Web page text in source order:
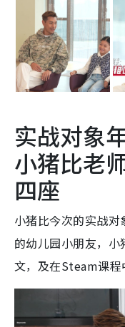
实战对象
小猪比老
四座
小猪比今次的实战
的幼儿园小朋友，
文，及在Steam课